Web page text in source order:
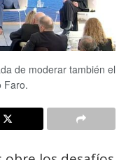
de moderar también el
Faro.